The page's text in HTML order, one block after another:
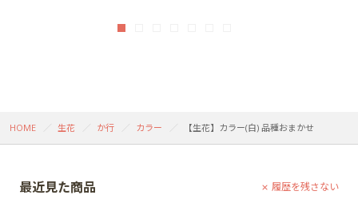
HOME 生花 か行 カラー 【生花】カラー(白) 品種おまかせ
最近見た商品 履歴を残さない